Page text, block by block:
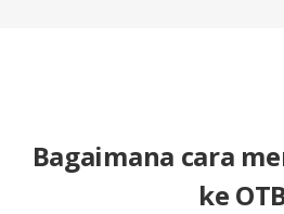
Bagaimana cara
ke